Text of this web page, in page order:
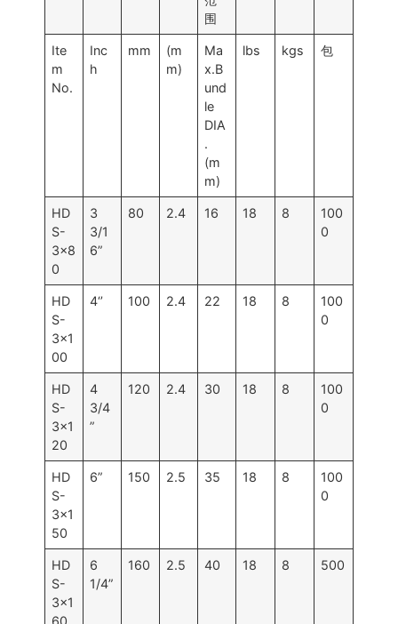
围
Ite
m
No.
Inc
h
mm
(m
m)
Ma
x.B
und
le
DIA
.
(m
m)
lbs kgs 包
HD
S-
3×8
0
3
3/1
6”
80 2.4 16 18 8
100
0
HD
S-
3×1
00
4‘’ 100 2.4 22 18 8
100
0
HD
S-
3×1
20
4
3/4
”
120 2.4 30 18 8
100
0
HD
S-
3×1
50
6” 150 2.5 35 18 8
100
0
HD
S-
3×1
60
6
1/4”
160 2.5 40 18 8 500